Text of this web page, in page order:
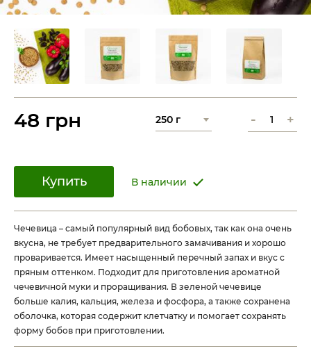
Чечевица – самый популярный вид бобовых, так как она очень
вкусна, не требует предварительного замачивания и хорошо
проваривается. Имеет насыщенный перечный запах и вкус с
пряным оттенком. Подходит для приготовления ароматной
чечевичной муки и проращивания. В зеленой чечевице
больше калия, кальция, железа и фосфора, а также сохранена
оболочка, которая содержит клетчатку и помогает сохранять
форму бобов при приготовлении.
48 грн - +
Купить В наличии